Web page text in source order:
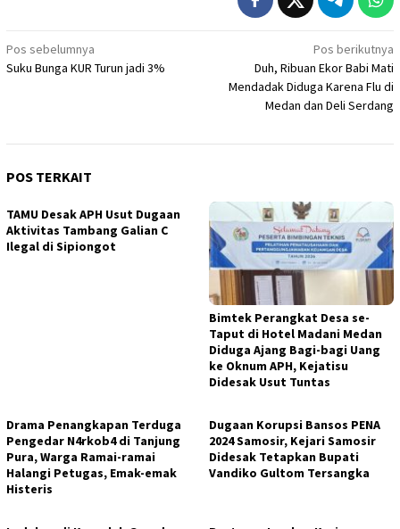
Navigasi
pos
Pos sebelumnya
Suku Bunga KUR Turun jadi 3%
Pos berikutnya
Duh, Ribuan Ekor Babi Mati
Mendadak Diduga Karena Flu di
Medan dan Deli Serdang
POS TERKAIT
TAMU Desak APH Usut Dugaan
Aktivitas Tambang Galian C
Ilegal di Sipiongot
Bimtek Perangkat Desa se-
Taput di Hotel Madani Medan
Diduga Ajang Bagi-bagi Uang
ke Oknum APH, Kejatisu
Didesak Usut Tuntas
Drama Penangkapan Terduga
Pengedar N4rkob4 di Tanjung
Pura, Warga Ramai-ramai
Halangi Petugas, Emak-emak
Histeris
Dugaan Korupsi Bansos PENA
2024 Samosir, Kejari Samosir
Didesak Tetapkan Bupati
Vandiko Gultom Tersangka